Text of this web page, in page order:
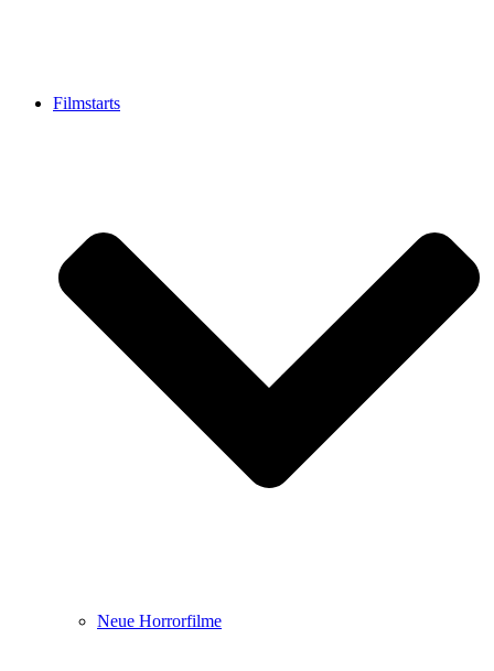
Filmstarts
Neue Horrorfilme